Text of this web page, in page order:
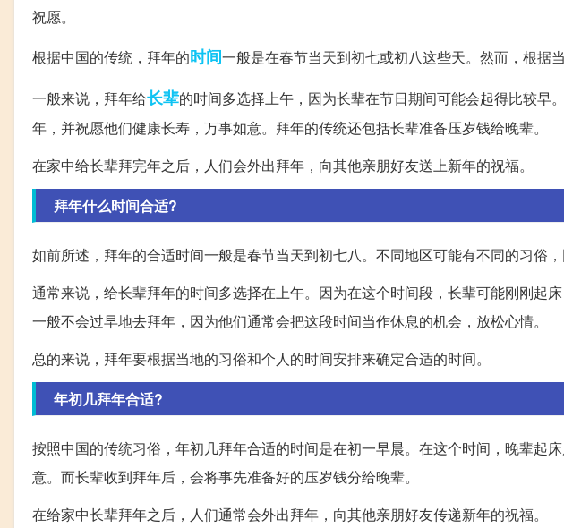
祝愿。
根据中国的传统，拜年的时间一般是在春节当天到初七或初八这些天。然而，根据
一般来说，拜年给长辈的时间多选择上午，因为长辈在节日期间可能会起得比较早
年，并祝愿他们健康长寿，万事如意。拜年的传统还包括长辈准备压岁钱给晚辈。
在家中给长辈拜完年之后，人们会外出拜年，向其他亲朋好友送上新年的祝福。
拜年什么时间合适?
如前所述，拜年的合适时间一般是春节当天到初七八。不同地区可能有不同的习俗，
通常来说，给长辈拜年的时间多选择在上午。因为在这个时间段，长辈可能刚刚起
一般不会过早地去拜年，因为他们通常会把这段时间当作休息的机会，放松心情。
总的来说，拜年要根据当地的习俗和个人的时间安排来确定合适的时间。
年初几拜年合适?
按照中国的传统习俗，年初几拜年合适的时间是在初一早晨。在这个时间，晚辈起
意。而长辈收到拜年后，会将事先准备好的压岁钱分给晚辈。
在给家中长辈拜年之后，人们通常会外出拜年，向其他亲朋好友传递新年的祝福。